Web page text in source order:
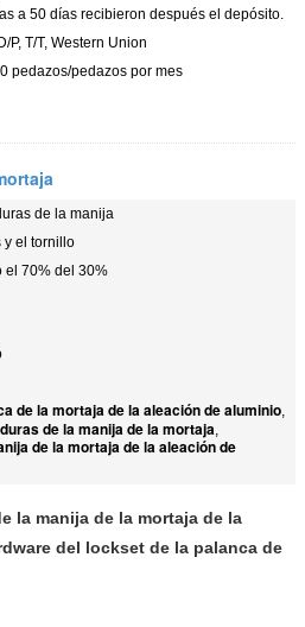
a 50 días recibieron después el depósito.
P, T/T, Western Union
pedazos/pedazos por mes
de la manija
y el tornillo
el 70% del 30%
de la mortaja de la aleación de aluminio,
de la manija de la mortaja,
de la mortaja de la aleación de
la manija de la mortaja de la
del lockset de la palanca de